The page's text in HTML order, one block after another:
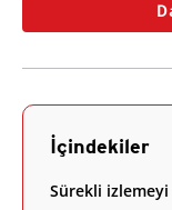
İçindekiler
Sürekli izlemeyi